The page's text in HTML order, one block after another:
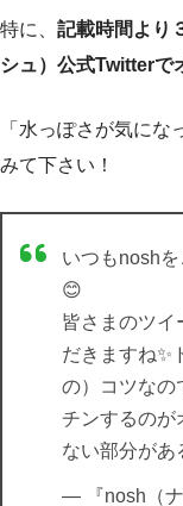
特に、 記載時間より
シュ）公式Twitterで
「水っぽさが気に
みて下さい！
いつもnosh
😊
皆さまのツイ
だきますね✨
の）コツなの
チンするのが
ない部分があ
— 『nosh（